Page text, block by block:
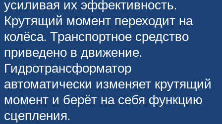
усиливая их эффективность.
Крутящий момент переходит на
колёса. Транспортное средство
приведено в движение.
Гидротрансформатор
автоматически изменяет крутящий
момент и берёт на себя функцию
сцепления.